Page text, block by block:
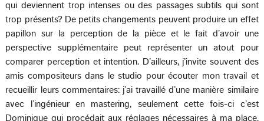
qui deviennent trop intenses ou des passages subtils qui sont
trop présents? De petits changements peuvent produire un effet
papillon sur la perception de la pièce et le fait d’avoir une
perspective supplémentaire peut représenter un atout pour
comparer perception et intention. D’ailleurs, j’invite souvent des
amis compositeurs dans le studio pour écouter mon travail et
recueillir leurs commentaires: j’ai travaillé d’une manière similaire
avec l’ingénieur en mastering, seulement cette fois-ci c’est
Dominique qui procédait aux réglages nécessaires à ma place.